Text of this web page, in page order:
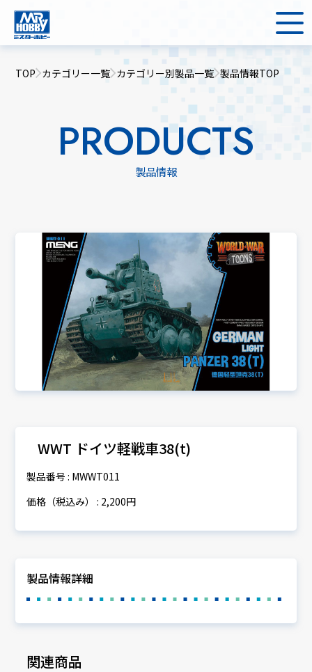
TOP カテゴリー一覧 カテゴリー別製品一覧 製品情報TOP
PRODUCTS
製品情報
WWT ドイツ軽戦車38(t)
製品番号 : MWWT011
価格（税込み） : 2,200円
製品情報詳細
関連商品